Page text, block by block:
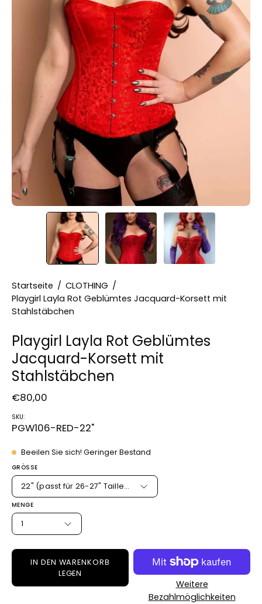
Startseite / CLOTHING /
Playgirl Layla Rot Geblümtes Jacquard-Korsett mit
Stahlstäbchen
Playgirl Layla Rot Geblümtes
Jacquard-Korsett mit
Stahlstäbchen
€80,00
SKU:
PGW106-RED-22"
Beeilen Sie sich! Geringer Bestand
GRÖSSE
22" (passt für 26-27" Taillenumfang)
MENGE
1
IN DEN WARENKORB
LEGEN
Weitere
Bezahlmöglichkeiten